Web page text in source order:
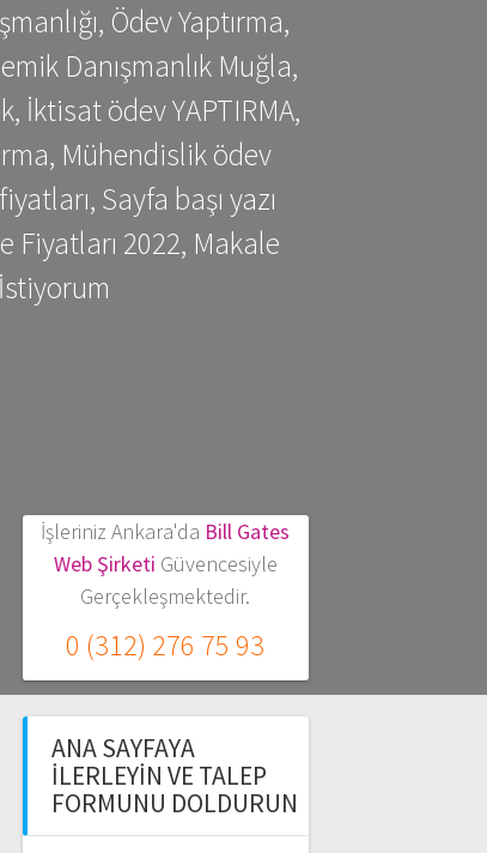
Ödev Yaptırma,
Danışmanlık Muğla,
İktisat ödev YAPTIRMA,
Mühendislik ödev
Sayfa başı yazı
Fiyatları 2022, Makale
İşleriniz Ankara'da Bill Gates
Web Şirketi Güvencesiyle
Gerçekleşmektedir.
0 (312) 276 75 93
ANA SAYFAYA
İLERLEYIN VE TALEP
FORMUNU DOLDURUN